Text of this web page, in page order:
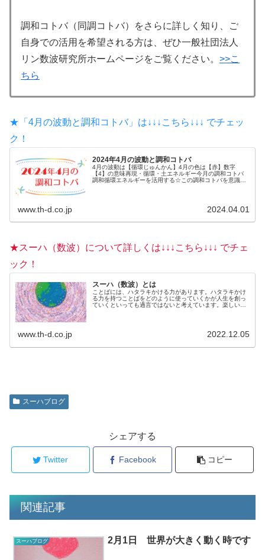
調和コトバ（同調コトバ）をさらに詳しく知り、ご
自身での活用を希望される方は、ぜひ一般社団法人
リン数波研究所ホームページをご覧ください。 >>こ
ちら
★「4月の波動と調和コトバ」は↓↓↓こちら↓↓↓ でチェッ
ク！
2024年4月の波動と調和コトバ
4月の波動は【循環じゅんかん】4月の色は【赤】数字
【4】の意味再現・循環・土エネルギー今月の調和コトバ
調和循環エネルギーを活用する☆この調和コトバを意識し
www.th-d.co.jp 2024.04.01
★スーハ（数波）について詳しくは↓↓↓こちら↓↓↓ でチェ
ック！
スーハ（数波）とは
ことばには、ハタラキかける力があります。ハタラキかけ
る力を持つことばをどのように使っていくかが人生を創っ
ていくといっても過言ではないと考えています。楽しいこ
www.th-d.co.jp 2022.12.05
スーハブログ
シェアする
Twitter Facebook コピー
関連記事
スーハブログ 2月1日 世界が大きく動く時です